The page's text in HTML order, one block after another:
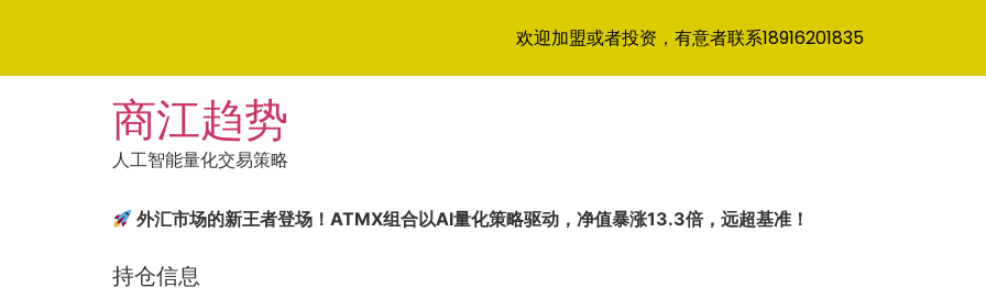
商江趋势
人工智能量化交易策略
外汇市场的新王者登场！ATMX组合以AI量化策略驱动，净值暴涨13.3倍，远超基准！
持仓信息
欢迎加盟或者投资，有意者联系18916201835